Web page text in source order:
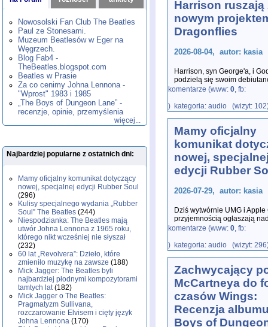
,1982,1983 ,1984,
1985,1986,1987 ,1988,1989,
1990, 1991,1992,1993
1995,1996 ,1997,1998 ,1999,
2000,2001, 2004
2005,2006, 2007
2010,2011,2012,2013,2014
2015,2016, 2017,
2020,2021,2022,2023,2024 ,
2025,2026
Nowosolski Fan Club The Beatles
Paul ze Stonesami.
Muzeum Beatlesów w Eger na
Węgrzech.
Blog Fab4 -
TheBeatles.blogspot.com
Beatles w Prasie
Za co cenimy Johna Lennona -
"Wprost" 1983 i 1985
„The Boys of Dungeon Lane” -
recenzje, opinie, przemyślenia
więcej...
Najbardziej popularne z ostatnich dni:
Mamy oficjalny komunikat dotyczący
nowej, specjalnej edycji Rubber Soul
(296)
Kulisy specjalnego wydania „Rubber
Soul” The Beatles (244)
Niespodzianka: The Beatles mają
utwór Johna Lennona z 1965 roku,
którego nikt wcześniej nie słyszał
(232)
60 lat „Revolvera”: Dzieło, które
zmieniło muzykę na zawsze (188)
Mick Jagger: The Beatles byli
najbardziej płodnymi kompozytorami
tamtych lat(182)
Mick Jagger o The Beatles:
Pragmatyzm Sullivana,
rozczarowanie Elvisem i cięty język
Johna Lennona (170)
Harrison ruszają
nowym
Dragonflies
2026-08-04, autor: kasia
Harrison, syn George'a, i
podzielą się swoim
syn George'a Harrisona,
komentarze (www: 0, fb:
) kategoria: audio (wizyt:
Mamy oficjalny
komunikat
nowej,
edycji Rubber
2026-07-29, autor: kasia
Dziś wytwórnie UMG i Apple
przyjemnością ogłaszają
Specjalnej przełomowego
komentarze (www: 0, fb:
) kategoria: audio (wizyt:
Zachwycający
McCartneya do
czasów Wings:
Recenzja
Boys of